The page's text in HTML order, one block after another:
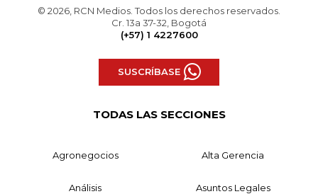
© 2026, RCN Medios. Todos los derechos reservados.
Cr. 13a 37-32, Bogotá
(+57) 1 4227600
SUSCRÍBASE
TODAS LAS SECCIONES
Agronegocios Alta Gerencia
Análisis Asuntos Legales